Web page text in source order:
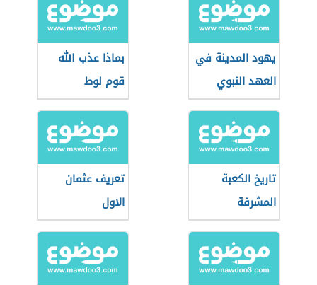
يهود المدينة في
العهد النبوي
بماذا عذب الله
قوم لوط
تاريخ الكعبة
المشرفة
تعريف عثمان
الاول